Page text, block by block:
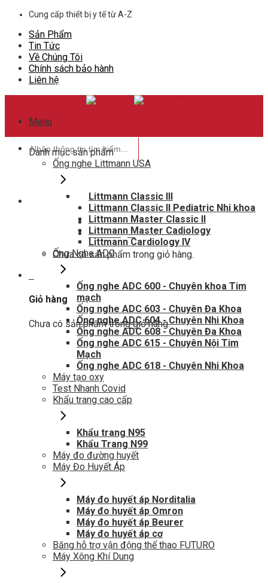
Skip
content
Cung cấp thiết bị y tế từ A-Z
Sản Phẩm
Tin Tức
Về Chúng Tôi
Chính sách bảo hành
Liên hệ
Menu
kiếm:
Hotline hỗ trợ
0948802788
Giỏ hàng0
Chưa có sản phẩm trong giỏ hàng.
Giỏ hàng
Chưa có sản phẩm trong giỏ hàng.
Danh mục sản phẩm
Ống nghe Littmann USA
Littmann Classic III
Littmann Classic II Pediatric Nhi khoa
Littmann Master Classic II
Littmann Master Cadiology
Littmann Cardiology IV
Ống Nghe ADC
Ống nghe ADC 600 - Chuyên khoa Tim
mạch
Ống nghe ADC 603 - Chuyên Đa Khoa
Ống nghe ADC 604 - Chuyên Nhi Khoa
Ống nghe ADC 608 - Chuyên Đa Khoa
Ống nghe ADC 615 - Chuyên Nội Tim
Mạch
Ống nghe ADC 618 - Chuyên Nhi Khoa
Máy tạo oxy
Test Nhanh Covid
Khẩu trang cao cấp
Khẩu trang N95
Khẩu Trang N99
Máy đo đường huyết
Máy Đo Huyết Áp
Máy đo huyết áp Norditalia
Máy đo huyết áp Omron
Máy đo huyết áp Beurer
Máy đo huyết áp cơ
Băng hỗ trợ vận động thể thao FUTURO
Máy Xông Khí Dung